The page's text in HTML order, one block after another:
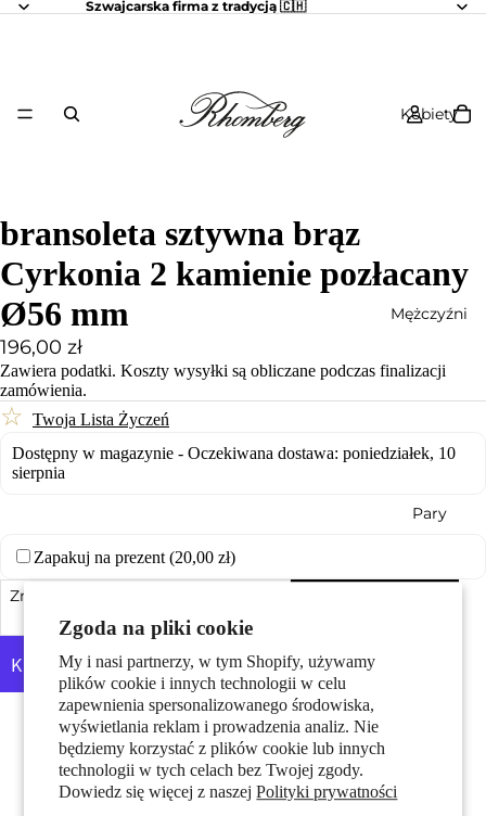
Zgoda na pliki cookie
My i nasi partnerzy, w tym Shopify, używamy
plików cookie i innych technologii w celu
zapewnienia spersonalizowanego środowiska,
wyświetlania reklam i prowadzenia analiz. Nie
będziemy korzystać z plików cookie lub innych
technologii w tych celach bez Twojej zgody.
Dowiedz się więcej z naszejPolityki prywatności
Szwajcarska firma z tradycją 🇨🇭
Kobiety
Mężczyźni
Pary
bransoleta sztywna brąz
Cyrkonia 2 kamienie pozłacany
Ø56 mm
196,00 zł
Zawiera podatki. Koszty wysyłki są obliczane podczas finalizacji
zamówienia.
☆ Twoja Lista Życzeń
Dostępny w magazynie - Oczekiwana dostawa: poniedziałek, 10
sierpnia
Zapakuj na prezent (20,00 zł)
Zmniejsz ilość
Więcej opcji płatności
Z 2 błyszczącymi cyrkoniami
Średnica wynosi 56 mm
brąz ze złoceniem